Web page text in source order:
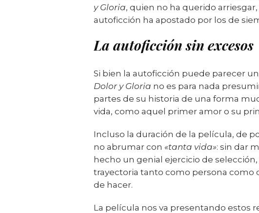
y Gloria, quien no ha querido
autoficción ha apostado por los de
La autoficción sin excesos
Si bien la autoficción puede parecer
Dolor y Gloria no es para nada
partes de su historia de una forma
vida, como aquel primer amor o su
Incluso la duración de la película, de
no abrumar con «tanta vida»: sin dar
hecho un genial ejercicio de
trayectoria tanto como persona como
de hacer.
La película nos va presentando estos